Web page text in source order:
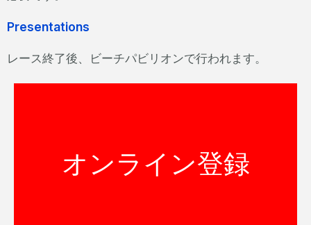
Presentations
レース終了後、ビーチパビリオンで行われます。
オンライン登録
登録はまもなく開始されます。